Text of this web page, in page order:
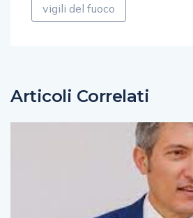
vigili del fuoco
Articoli Correlati